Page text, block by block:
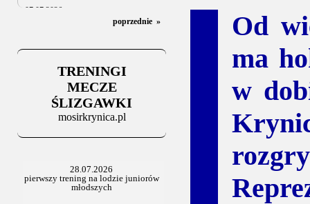
07.07.2026
Za trzy tygodnie na lód
Stowarzyszenie po Walnym
poprzednie »
TRENINGI
MECZE
ŚLIZGAWKI
mosirkrynica.pl
Od
ma
w